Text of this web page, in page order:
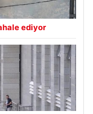
ediyor